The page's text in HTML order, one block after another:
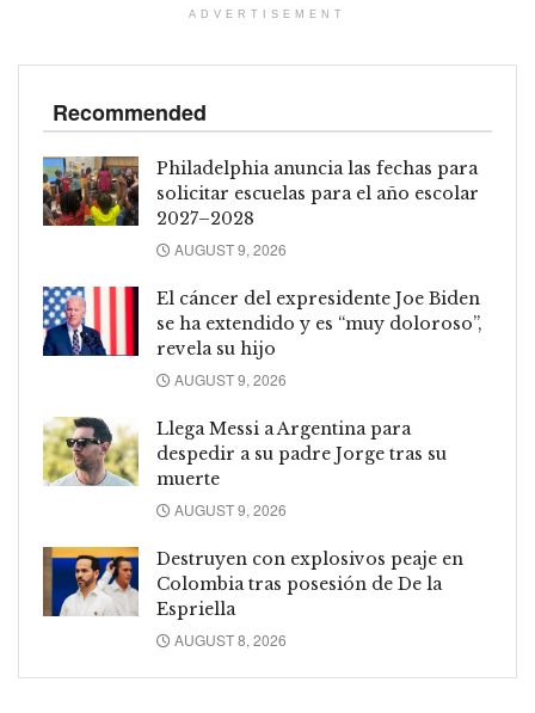
ADVERTISEMENT
Recommended
Philadelphia anuncia las fechas para
solicitar escuelas para el año escolar
2027–2028
AUGUST 9, 2026
El cáncer del expresidente Joe Biden
se ha extendido y es “muy doloroso”,
revela su hijo
AUGUST 9, 2026
Llega Messi a Argentina para
despedir a su padre Jorge tras su
muerte
AUGUST 9, 2026
Destruyen con explosivos peaje en
Colombia tras posesión de De la
Espriella
AUGUST 8, 2026